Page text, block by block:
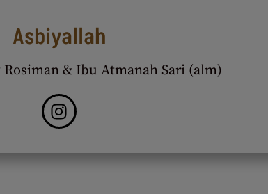
Asbiyallah
& Ibu Atmanah Sari (alm)